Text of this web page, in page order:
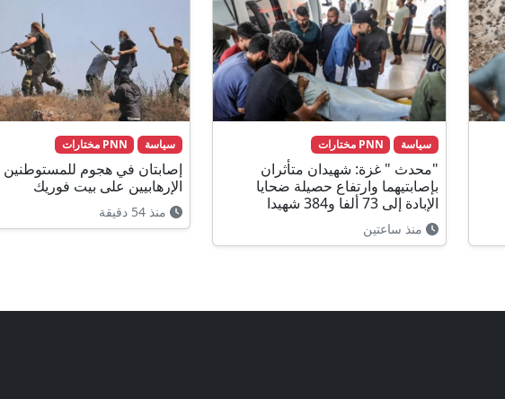
سياسة PNN مختارات
"محدث " غزة: شهيدان متأثران
بإصابتيهما وارتفاع حصيلة ضحايا
الإبادة إلى 73 ألفا و384 شهيدا
منذ ساعتين
سياسة PNN مختارات
إصابتان في هجوم للمستوطنين
الإرهابيين على بيت فوريك
منذ 54 دقيقة